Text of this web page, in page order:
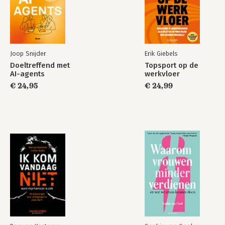
2.3 Computer-assisted interviewing
2.4 Technical interview types: an overview
2.5 Topics for discussion
Part 2: Conducting the interview
Chapter 3 Interviewer tasks
3.1 Combining and coordinating interviewer tasks
3.2 An illustration
3.3 Topics for discussion
4.2 The content included in introductions to interviews
4.3 An illustration
4.4 Getting permission to conduct the interview
4.5 More introductory activities
4.6 Topics for discussion
4.7 Crucial error and rule for avoiding it
Chapter 5 Asking questions
5.1 Opening question, evaluation, probing
5.2 The basic rule for asking questions
Joop Snijder
Doeltreffend met
AI-agents
€ 24,95
Erik Giebels
Topsport op de
werkvloer
€ 24,99